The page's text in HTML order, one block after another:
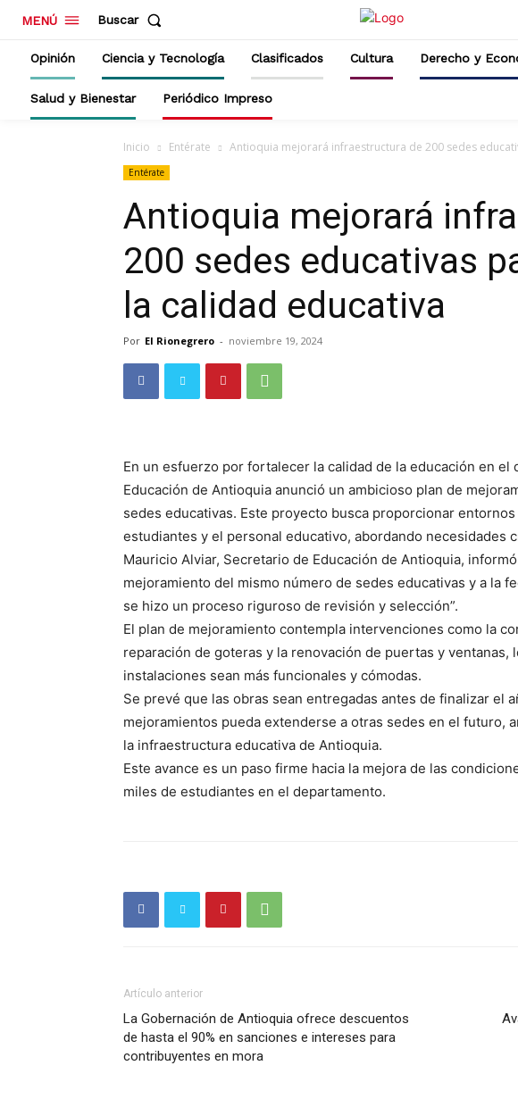
MENÚ Buscar
Opinión Ciencia y Tecnología Clasificados Cultura Derecho y
Salud y Bienestar Periódico Impreso
Inicio Entérate Antioquia mejorará infraestructura de 200 sedes
Entérate
Antioquia mejorará
200 sedes educativas
la calidad educativa
Por El Rionegrero - noviembre 19, 2024
En un esfuerzo por fortalecer la calidad de la educación en el
Educación de Antioquia anunció un ambicioso plan de
sedes educativas. Este proyecto busca proporcionar
estudiantes y el personal educativo, abordando necesidades
Mauricio Alviar, Secretario de Educación de Antioquia,
mejoramiento del mismo número de sedes educativas y a la
se hizo un proceso riguroso de revisión y selección”.
El plan de mejoramiento contempla intervenciones como la
reparación de goteras y la renovación de puertas y ventanas,
instalaciones sean más funcionales y cómodas.
Se prevé que las obras sean entregadas antes de finalizar el
mejoramientos pueda extenderse a otras sedes en el futuro,
la infraestructura educativa de Antioquia.
Este avance es un paso firme hacia la mejora de las
miles de estudiantes en el departamento.
Artículo anterior
La Gobernación de Antioquia ofrece descuentos
de hasta el 90% en sanciones e intereses para
contribuyentes en mora